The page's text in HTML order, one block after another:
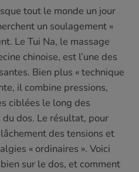
tout le monde un jour
un soulagement «
Le Tui Na, le massage
chinoise, est l’une des
Bien plus « technique
il combine pressions,
ciblées le long des
dos. Le résultat, pour
des tensions et
« ordinaires ». Voici
sur le dos, et comment